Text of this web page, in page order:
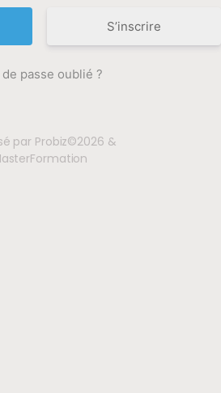
S’inscrire
passe oublié ?
par Probiz©2026 &